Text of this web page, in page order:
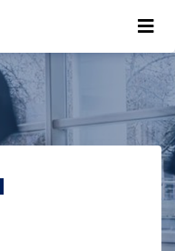
MAPACH